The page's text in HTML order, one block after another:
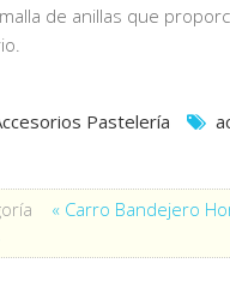
de anillas que
Pastelería
« Carro Bandejero